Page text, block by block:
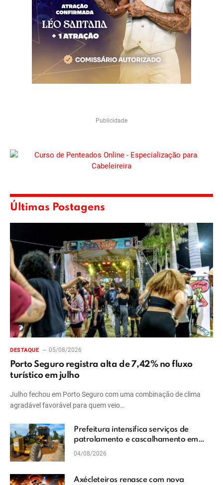
Publicidade
Últimas Postagens
DESTAQUE 05/08/2026
Porto Seguro registra alta de 7,42% no fluxo
turístico em julho
Julho fechou em Porto Seguro com uma combinação de clima
agradável favorável para quem veio…
Prefeitura intensifica serviços de
patrolamento e cascalhamento em
Vera Cruz
04/08/2026
Axécleteiros renasce com nova